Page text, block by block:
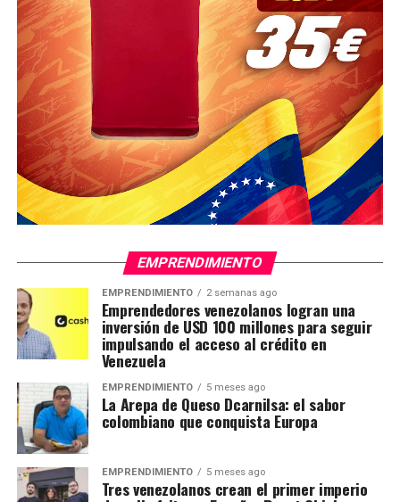
EMPRENDIMIENTO
EMPRENDIMIENTO 2 semanas ago
Emprendedores venezolanos logran una
inversión de USD 100 millones para seguir
impulsando el acceso al crédito en
Venezuela
EMPRENDIMIENTO 5 meses ago
La Arepa de Queso Dcarnilsa: el sabor
colombiano que conquista Europa
EMPRENDIMIENTO 5 meses ago
Tres venezolanos crean el primer imperio